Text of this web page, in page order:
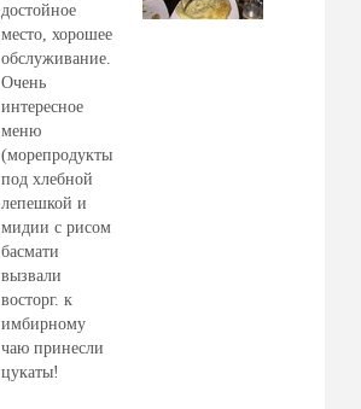
достойное
место, хорошее
обслуживание.
Очень
интересное
меню
(морепродукты
под хлебной
лепешкой и
мидии с рисом
басмати
вызвали
восторг. к
имбирному
чаю принесли
цукаты!